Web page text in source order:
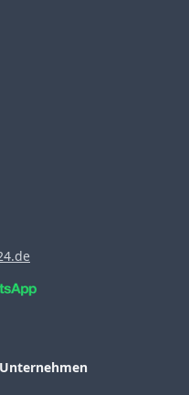
Unternehmen